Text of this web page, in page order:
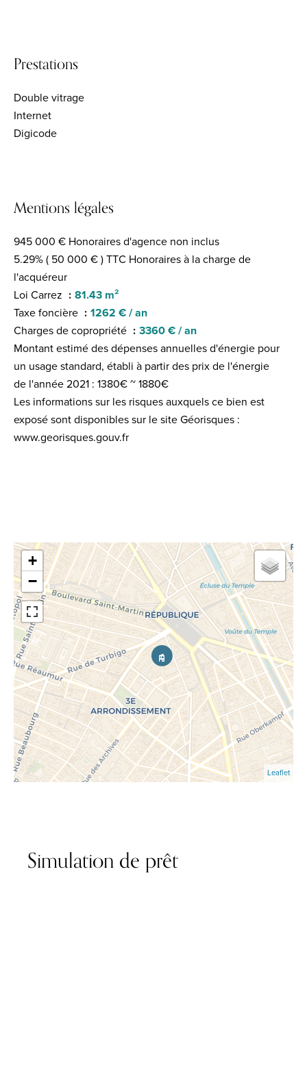
Prestations
Double vitrage
Internet
Digicode
Mentions légales
945 000 € Honoraires d'agence non inclus
5.29% ( 50 000 € ) TTC Honoraires à la charge de
l'acquéreur
Loi Carrez
81.43 m²
Taxe foncière
1262 € / an
Charges de copropriété
3360 € / an
Montant estimé des dépenses annuelles d'énergie pour
un usage standard, établi à partir des prix de l'énergie
de l'année 2021 : 1380€ ~ 1880€
Les informations sur les risques auxquels ce bien est
exposé sont disponibles sur le site Géorisques :
www.georisques.gouv.fr
+
−
Leaflet
Simulation de prêt